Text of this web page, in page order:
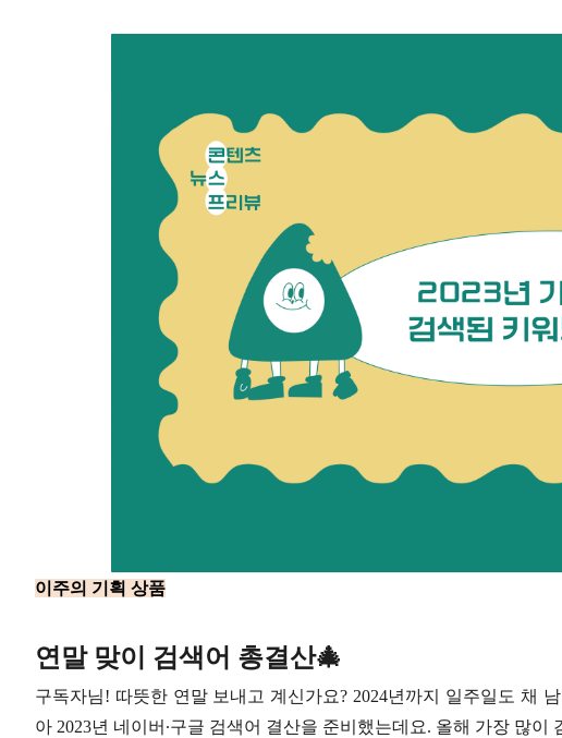
이주의 기획 상품
연말 맞이 검색어 총결산🎄
구독자님! 따뜻한 연말 보내고 계신가요? 2024년까지 일주일도 채
아 2023년 네이버∙구글 검색어 결산을 준비했는데요. 올해 가장 많이